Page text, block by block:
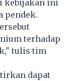
kebijakan ini
pendek.
terhadap
tulis tim
dapat